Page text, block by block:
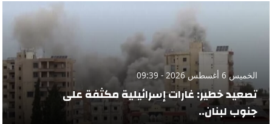
الخميس 6 أغسطس 2026 - 09:39
تصعيد خطير: غارات إسرائيلية مكثفة على
جنوب لبنان..